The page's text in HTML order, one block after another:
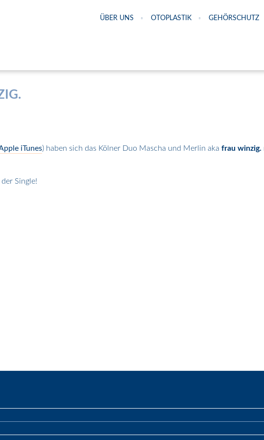
ÜBER UNS OTOPLASTIK GEHÖRSCHUTZ
iTunes) haben sich das Kölner Duo Mascha und Merlin aka frau winzig.
Single!